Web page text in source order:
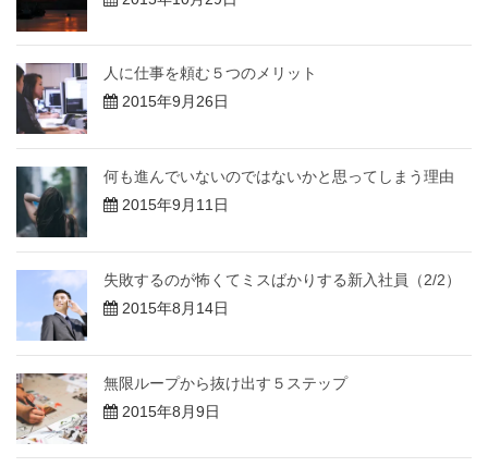
人に仕事を頼む５つのメリット
2015年9月26日
何も進んでいないのではないかと思ってしまう理由
2015年9月11日
失敗するのが怖くてミスばかりする新入社員（2/2）
2015年8月14日
無限ループから抜け出す５ステップ
2015年8月9日